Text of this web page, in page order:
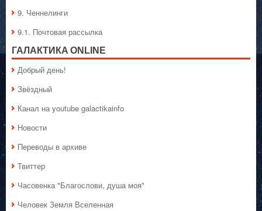
9. Ченнелинги
9.1. Почтовая рассылка
ГАЛАКТИКA ONLINE
Добрый день!
Звёздный
Канал на youtube galactikainfo
Новости
Переводы в архиве
Твиттер
Часовенка "Благослови, душа моя"
Человек Земля Вселенная